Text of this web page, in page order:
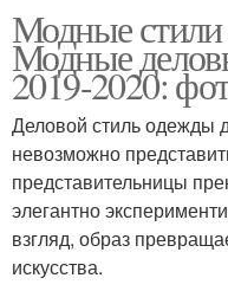
Модные стили
Модные
2019-2020:
Деловой стиль одежды
невозможно
представительницы
элегантно
взгляд, образ
искусства.